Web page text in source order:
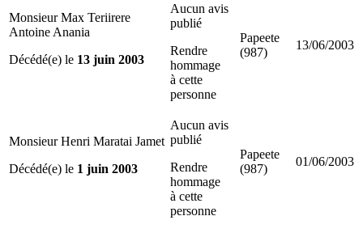
Monsieur Max Teriirere
Antoine Anania
Décédé(e) le 13 juin 2003
Aucun avis
publié
Rendre
hommage
à cette
personne
Papeete
(987)
13/06/2003
Monsieur Henri Maratai Jamet
Décédé(e) le 1 juin 2003
Aucun avis
publié
Rendre
hommage
à cette
personne
Papeete
(987)
01/06/2003